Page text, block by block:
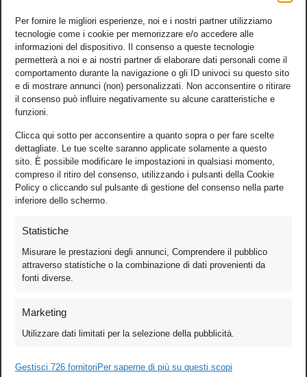
Per fornire le migliori esperienze, noi e i nostri partner utilizziamo
tecnologie come i cookie per memorizzare e/o accedere alle
informazioni del dispositivo. Il consenso a queste tecnologie
permetterà a noi e ai nostri partner di elaborare dati personali come il
comportamento durante la navigazione o gli ID univoci su questo sito
e di mostrare annunci (non) personalizzati. Non acconsentire o ritirare
il consenso può influire negativamente su alcune caratteristiche e
funzioni.
Clicca qui sotto per acconsentire a quanto sopra o per fare scelte
dettagliate. Le tue scelte saranno applicate solamente a questo
sito. È possibile modificare le impostazioni in qualsiasi momento,
compreso il ritiro del consenso, utilizzando i pulsanti della Cookie
Policy o cliccando sul pulsante di gestione del consenso nella parte
inferiore dello schermo.
Statistiche
Misurare le prestazioni degli annunci, Comprendere il pubblico
attraverso statistiche o la combinazione di dati provenienti da
fonti diverse.
Marketing
Utilizzare dati limitati per la selezione della pubblicità.
Gestisci 726 fornitori Per saperne di più su questi scopi
Games